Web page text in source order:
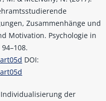
Zusammenhänge und
Motivation. Psychologie in
DOI:
Individualisierung der